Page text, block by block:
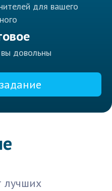
для вашего
довольны
лучших